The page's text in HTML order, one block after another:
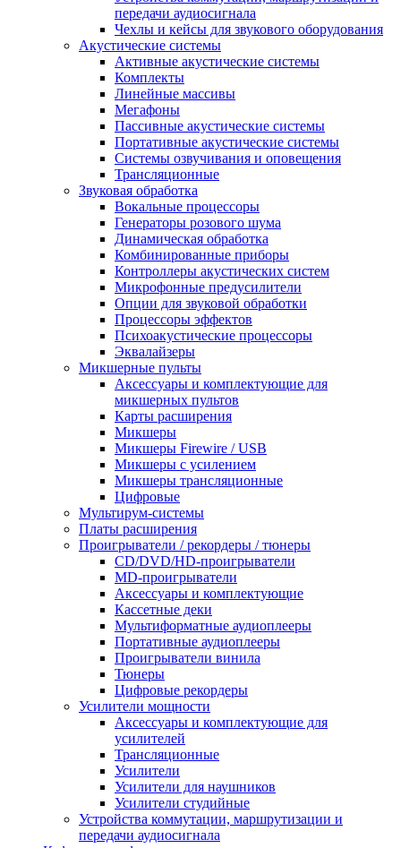
передачи аудиосигнала
Чехлы и кейсы для звукового оборудования
Акустические системы
Активные акустические системы
Комплекты
Линейные массивы
Мегафоны
Пассивные акустические системы
Портативные акустические системы
Системы озвучивания и оповещения
Трансляционные
Звуковая обработка
Вокальные процессоры
Генераторы розового шума
Динамическая обработка
Комбинированные приборы
Контроллеры акустических систем
Микрофонные предусилители
Опции для звуковой обработки
Процессоры эффектов
Психоакустические процессоры
Эквалайзеры
Микшерные пульты
Аксессуары и комплектующие для
микшерных пультов
Карты расширения
Микшеры
Микшеры Firewire / USB
Микшеры с усилением
Микшеры трансляционные
Цифровые
Мультирум-системы
Платы расширения
Проигрыватели / рекордеры / тюнеры
CD/DVD/HD-проигрыватели
MD-проигрыватели
Аксессуары и комплектующие
Кассетные деки
Мультиформатные аудиоплееры
Портативные аудиоплееры
Проигрыватели винила
Тюнеры
Цифровые рекордеры
Усилители мощности
Аксессуары и комплектующие для
усилителей
Трансляционные
Усилители
Усилители для наушников
Усилители студийные
Устройства коммутации, маршрутизации и
передачи аудиосигнала